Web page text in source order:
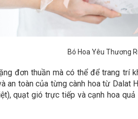
Bó Hoa Yêu Thương
đơn thuần mà có thể để trang
toàn của từng cành hoa từ
quạt gió trực tiếp và cạnh hoa